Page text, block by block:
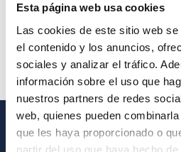
Esta página web usa cookies
Las cookies de este sitio web
el contenido y los anuncios,
sociales y analizar el tráfico.
información sobre el uso que
nuestros partners de redes
web, quienes pueden
que les haya proporcionado o
partir del uso que haya hecho
GENERAL INFORMATION